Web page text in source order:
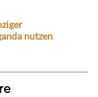
nutzen